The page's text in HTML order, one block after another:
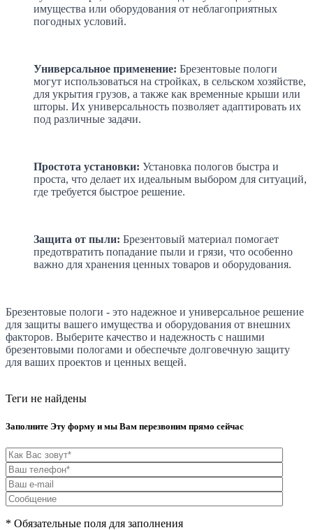
имущества или оборудования от неблагоприятных
погодных условий.
Универсальное применение: Брезентовые пологи
могут использоваться на стройках, в сельском хозяйстве,
для укрытия грузов, а также как временные крыши или
шторы. Их универсальность позволяет адаптировать их
под различные задачи.
Простота установки: Установка пологов быстра и
проста, что делает их идеальным выбором для ситуаций,
где требуется быстрое решение.
Защита от пыли: Брезентовый материал помогает
предотвратить попадание пыли и грязи, что особенно
важно для хранения ценных товаров и оборудования.
Брезентовые пологи - это надежное и универсальное решение
для защиты вашего имущества и оборудования от внешних
факторов. Выберите качество и надежность с нашими
брезентовыми пологами и обеспечьте долговечную защиту
для ваших проектов и ценных вещей.
Теги не найдены
Заполните Эту форму и мы Вам перезвоним прямо сейчас
* Обязательные поля для заполнения